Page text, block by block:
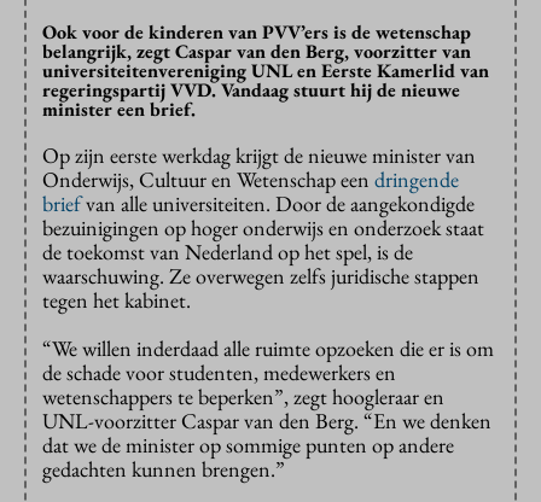
Ook voor de kinderen van PVV’ers is de wetenschap
belangrijk, zegt Caspar van den Berg, voorzitter van
universiteitenvereniging UNL en Eerste Kamerlid van
regeringspartij VVD. Vandaag stuurt hij de nieuwe
minister een brief.
Op zijn eerste werkdag krijgt de nieuwe minister van
Onderwijs, Cultuur en Wetenschap een dringende
briefvan alle universiteiten. Door de aangekondigde
bezuinigingen op hoger onderwijs en onderzoek staat
de toekomst van Nederland op het spel, is de
waarschuwing. Ze overwegen zelfs juridische stappen
tegen het kabinet.
“We willen inderdaad alle ruimte opzoeken die er is om
de schade voor studenten, medewerkers en
wetenschappers te beperken”, zegt hoogleraar en
UNL-voorzitter Caspar van den Berg. “En we denken
dat we de minister op sommige punten op andere
gedachten kunnen brengen.”